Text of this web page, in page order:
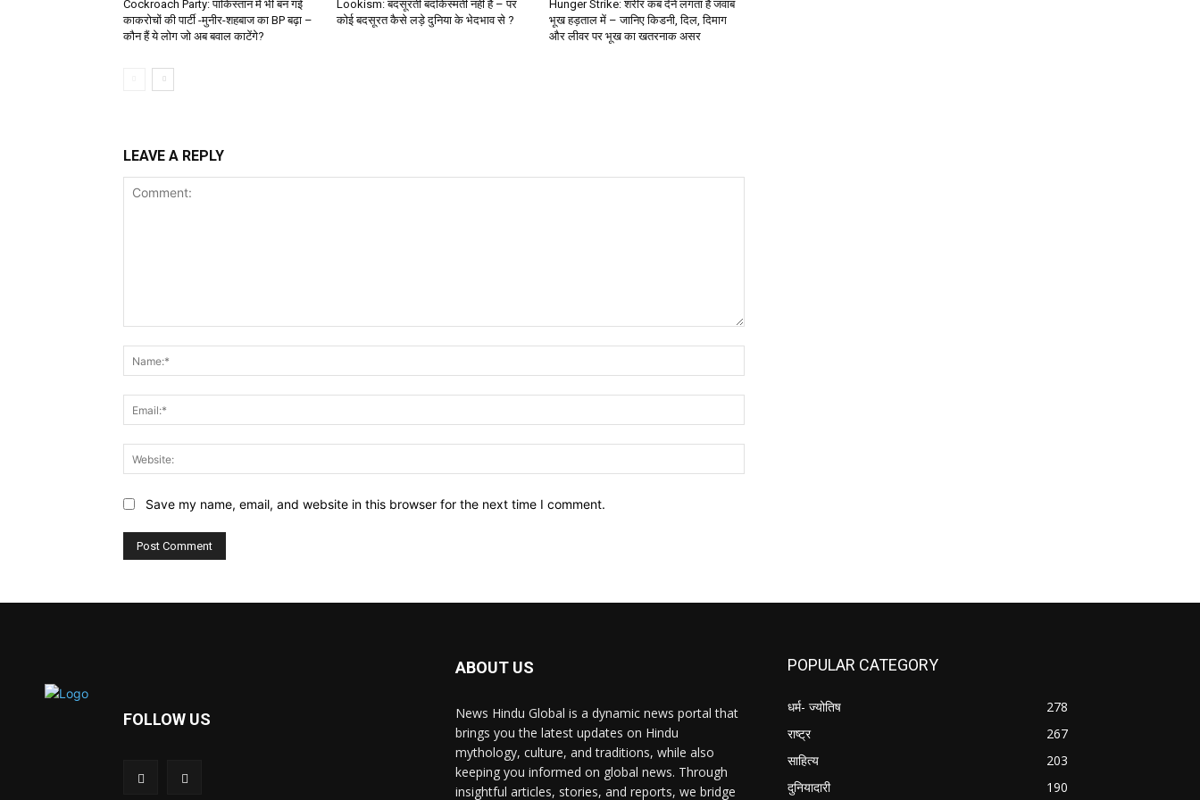
Cockroach Party: पाकिस्तान में भी बन गई
काकरोचों की पार्टी -मुनीर-शहबाज का BP बढ़ा –
कौन हैं ये लोग जो अब बवाल काटेंगे?
Lookism: बदसूरती बदकिस्मती नहीं है – पर
कोई बदसूरत कैसे लड़े दुनिया के भेदभाव से ?
Hunger Strike: शरीर कब देने लगता है जवाब
भूख हड़ताल में – जानिए किडनी, दिल, दिमाग
और लीवर पर भूख का खतरनाक असर
LEAVE A REPLY
Save my name, email, and website in this browser for the next time I comment.
FOLLOW US
ABOUT US
News Hindu Global is a dynamic news portal that
brings you the latest updates on Hindu
mythology, culture, and traditions, while also
keeping you informed on global news. Through
insightful articles, stories, and reports, we bridge
POPULAR CATEGORY
धर्म- ज्योतिष
278
राष्ट्र
267
साहित्य
203
दुनियादारी
190